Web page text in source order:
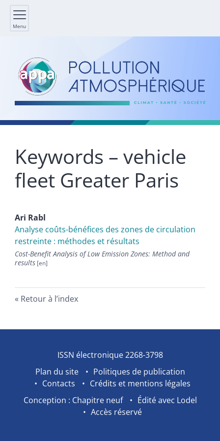
Menu
Keywords – vehicle
fleet Greater Paris
Ari Rabl
Analyse coûts-bénéfices des zones de circulation
restreinte : méthodes et résultats
Cost-Benefit Analysis of Low Emission Zones: Method and
results
Retour à l’index
ISSN électronique 2268-3798
Plan du site
Politiques de publication
Contacts
Crédits et mentions légales
Conception : Chapitre neuf
Édité avec Lodel
Accès réservé